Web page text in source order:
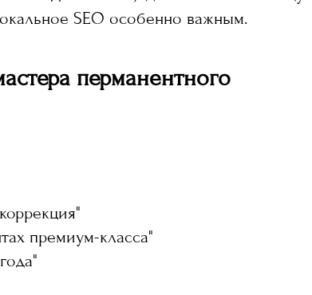
SEO особенно важным.
перманентного
премиум-класса"